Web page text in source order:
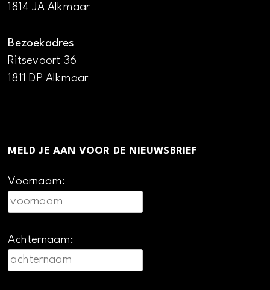
1814 JA Alkmaar
Bezoekadres
Ritsevoort 36
1811 DP Alkmaar
MELD JE AAN VOOR DE NIEUWSBRIEF
Voornaam:
Achternaam: